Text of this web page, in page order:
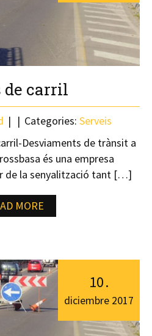
de carril
Categories: Serveis
Desviaments de trànsit a
és una empresa
de la senyalització tant […]
MORE
10.
diciembre 2017